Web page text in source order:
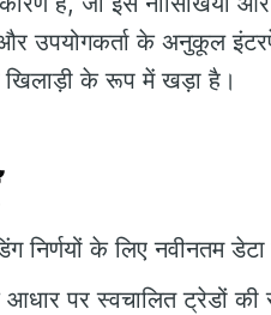
उपयोगकर्ता के अनुकूल
खिलाड़ी के रूप में खड़ा है।
निर्णयों के लिए नवीनतम
आधार पर स्वचालित ट्रेडों की